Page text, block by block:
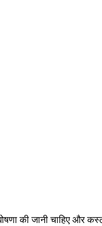
की जानी चाहिए और